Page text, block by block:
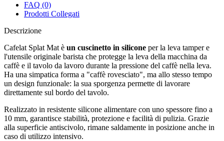
FAQ (0)
Prodotti Collegati
Descrizione
Cafelat Splat Mat è un cuscinetto in silicone per la leva tamper e
l'utensile originale barista che protegge la leva della macchina da
caffè e il tavolo da lavoro durante la pressione del caffè nella leva.
Ha una simpatica forma a "caffè rovesciato", ma allo stesso tempo
un design funzionale: la sua sporgenza permette di lavorare
direttamente sul bordo del tavolo.
Realizzato in resistente silicone alimentare con uno spessore fino a
10 mm, garantisce stabilità, protezione e facilità di pulizia. Grazie
alla superficie antiscivolo, rimane saldamente in posizione anche in
caso di utilizzo intensivo.